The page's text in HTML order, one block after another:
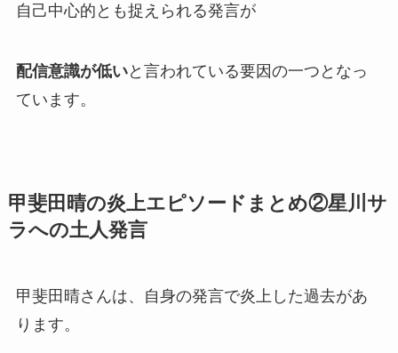
自己中心的とも捉えられる発言が
配信意識が低いと言われている要因の一つとなっ
ています。
甲斐田晴の炎上エピソードまとめ②星川サ
ラへの土人発言
甲斐田晴さんは、自身の発言で炎上 した過去があ
ります。